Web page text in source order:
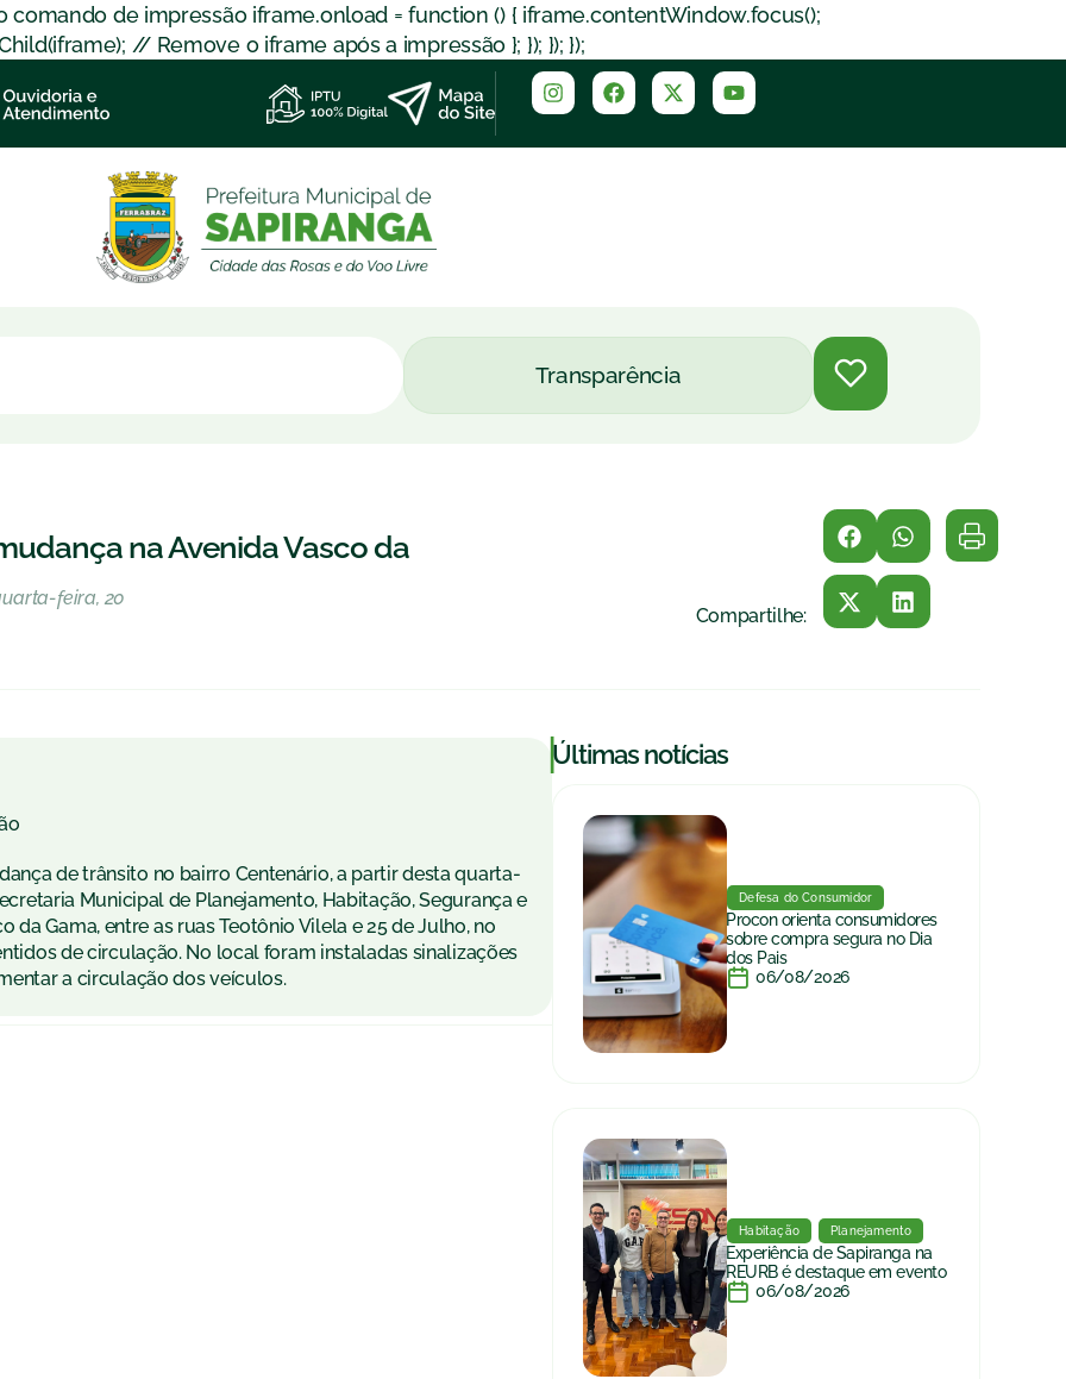
de impressão iframe.onload = function () { iframe.contentWindow.focus();
// Remove o iframe após a impressão }; }); }); });
Transparência
na Avenida Vasco da
feira, 20
Compartilhe:
de trânsito no bairro Centenário, a partir desta quarta-
Municipal de Planejamento, Habitação, Segurança e
Gama, entre as ruas Teotônio Vilela e 25 de Julho, no
de circulação. No local foram instaladas sinalizações
a circulação dos veículos.
|Últimas notícias
Defesa do Consumidor
Procon orienta consumidores
sobre compra segura no Dia
dos Pais
06/08/2026
Habitação Planejamento
Experiência de Sapiranga na
REURB é destaque em evento
06/08/2026